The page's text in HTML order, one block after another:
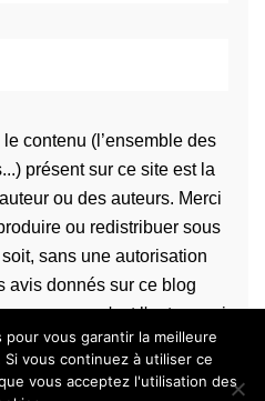
contenu (l’ensemble des
présent sur ce site est la
ou des auteurs. Merci
ou redistribuer sous
sans une autorisation
avis donnés sur ce blog
personne qu'est l'auteur qui
vous garantir la meilleure
vous continuez à utiliser ce
vous acceptez l'utilisation des